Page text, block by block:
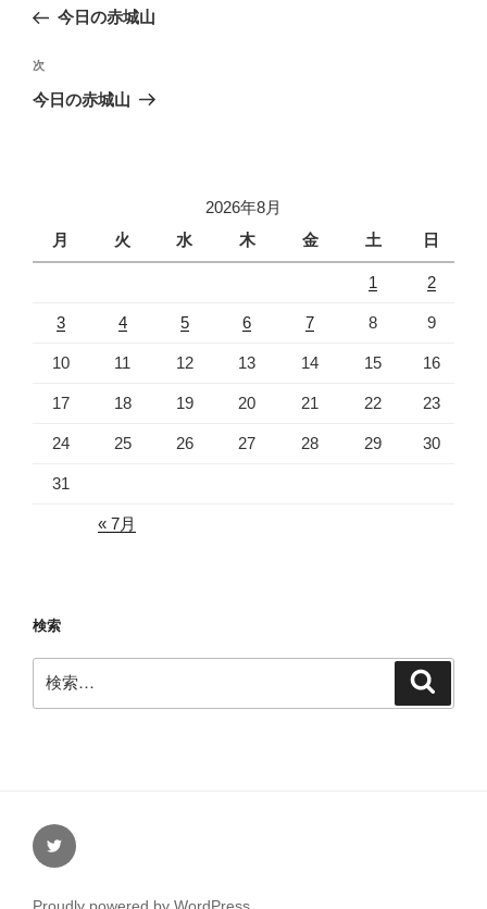
ナ
ビ
ゲ
の
稿
今日の赤城山
次
の
次
今日の赤城山
2026年8月
月
火 水 木 金 土 日
1 2
3 4 5 6 7 8 9
10 11 12 13 14 15 16
17 18 19 20 21 22 23
24 25 26 27 28 29 30
31
« 7月
検索
索:
Twitter
Proudly powered by WordPress